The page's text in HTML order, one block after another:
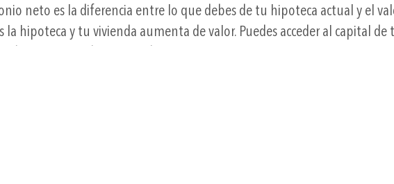
neto es la diferencia entre lo que debes de tu hipoteca actual y el
hipoteca y tu vivienda aumenta de valor. Puedes acceder al capital
el capital de la vivienda.